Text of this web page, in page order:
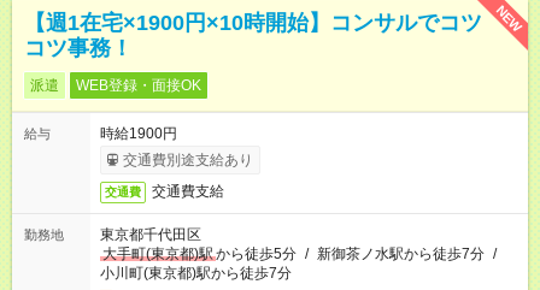
NEW
【週1在宅×1900円×10時開始】コンサルでコツ
コツ事務！
派遣 WEB登録・面接OK
給与
時給1900円
交通費別途支給あり
交通費 交通費支給
勤務地
東京都千代田区
大手町(東京都)駅から徒歩5分 / 新御茶ノ水駅から徒歩7分 /
小川町(東京都)駅から徒歩7分